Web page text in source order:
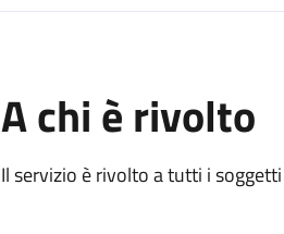
A chi è rivolto
Il servizio è rivolto a tutti i